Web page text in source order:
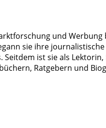
und
sie ihre
ist sie als
Ratgebern und